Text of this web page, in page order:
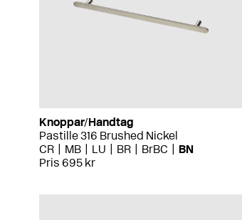
Knoppar/Handtag
Pastille 316 Brushed Nickel
CR
MB LU BR BrBC
BN
Pris 695 kr